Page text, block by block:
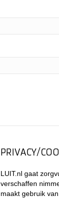
PRIVACY/
LUIT.nl gaat
verschaffen
maakt gebruik